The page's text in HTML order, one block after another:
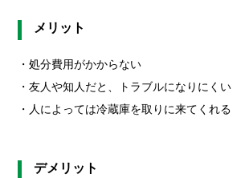
メリット
・処分費用がかからない
・友人や知人だと、トラブルになりにくい
・人によっては冷蔵庫を取りに来てくれる
デメリット